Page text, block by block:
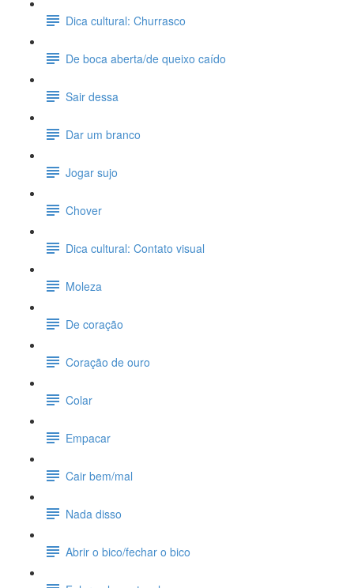
Dica cultural: Churrasco
De boca aberta/de queixo caído
Sair dessa
Dar um branco
Jogar sujo
Chover
Dica cultural: Contato visual
Moleza
De coração
Coração de ouro
Colar
Empacar
Cair bem/mal
Nada disso
Abrir o bico/fechar o bico